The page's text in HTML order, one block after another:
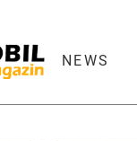
NEWS